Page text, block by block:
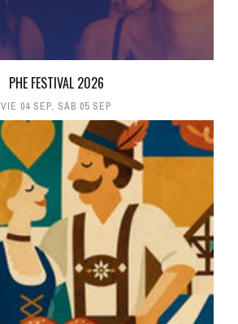
PHE FESTIVAL 2026
VIE 04 SEP, SÁB 05 SEP